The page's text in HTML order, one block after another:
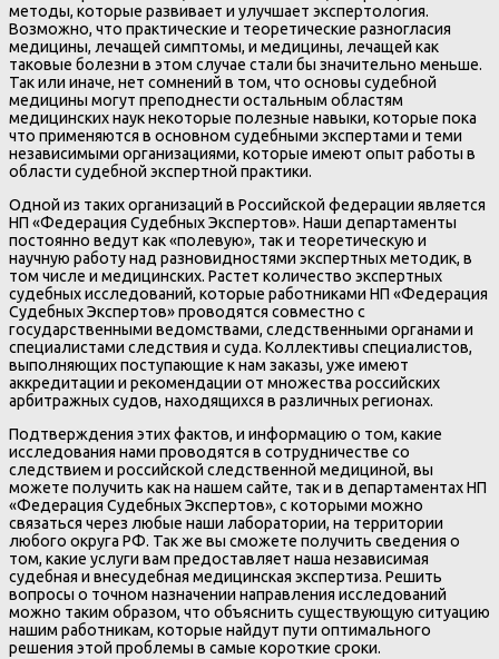
методы, которые развивает и улучшает экспертология.
Возможно, что практические и теоретические разногласия
медицины, лечащей симптомы, и медицины, лечащей как
таковые болезни в этом случае стали бы значительно меньше.
Так или иначе, нет сомнений в том, что основы судебной
медицины могут преподнести остальным областям
медицинских наук некоторые полезные навыки, которые пока
что применяются в основном судебными экспертами и теми
независимыми организациями, которые имеют опыт работы в
области судебной экспертной практики.
Одной из таких организаций в Российской федерации является
НП «Федерация Судебных Экспертов». Наши департаменты
постоянно ведут как «полевую», так и теоретическую и
научную работу над разновидностями экспертных методик, в
том числе и медицинских. Растет количество экспертных
судебных исследований, которые работниками НП «Федерация
Судебных Экспертов» проводятся совместно с
государственными ведомствами, следственными органами и
специалистами следствия и суда. Коллективы специалистов,
выполняющих поступающие к нам заказы, уже имеют
аккредитации и рекомендации от множества российских
арбитражных судов, находящихся в различных регионах.
Подтверждения этих фактов, и информацию о том, какие
исследования нами проводятся в сотрудничестве со
следствием и российской следственной медициной, вы
можете получить как на нашем сайте, так и в департаментах НП
«Федерация Судебных Экспертов», с которыми можно
связаться через любые наши лаборатории, на территории
любого округа РФ. Так же вы сможете получить сведения о
том, какие услуги вам предоставляет наша независимая
судебная и внесудебная медицинская экспертиза. Решить
вопросы о точном назначении направления исследований
можно таким образом, что объяснить существующую ситуацию
нашим работникам, которые найдут пути оптимального
решения этой проблемы в самые короткие сроки.